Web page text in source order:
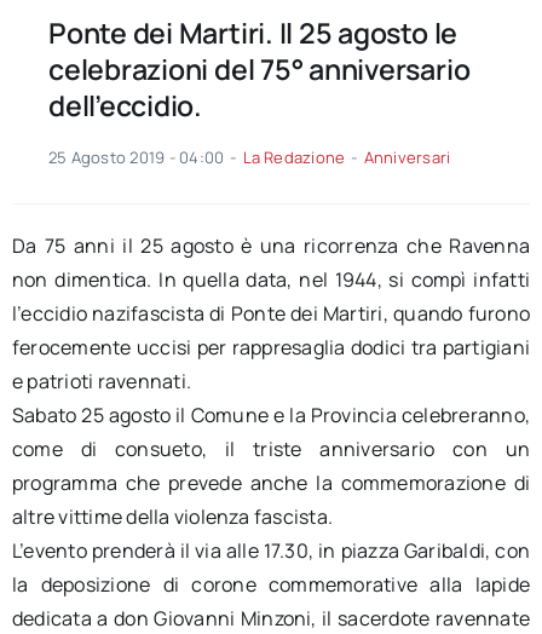
Ponte dei Martiri. Il 25 agosto le
celebrazioni del 75° anniversario
dell’eccidio.
25 Agosto 2019 - 04:00 - La Redazione - Anniversari
Da 75 anni il 25 agosto è una ricorrenza che Ravenna
non dimentica. In quella data, nel 1944, si compì infatti
l’eccidio nazifascista di Ponte dei Martiri, quando furono
ferocemente uccisi per rappresaglia dodici tra partigiani
e patrioti ravennati.
Sabato 25 agosto il Comune e la Provincia celebreranno,
come di consueto, il triste anniversario con un
programma che prevede anche la commemorazione di
altre vittime della violenza fascista.
L’evento prenderà il via alle 17.30, in piazza Garibaldi, con
la deposizione di corone commemorative alla lapide
dedicata a don Giovanni Minzoni, il sacerdote ravennate